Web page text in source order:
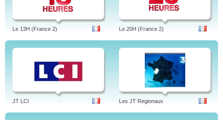
Le 13H (France 2) Le 20H (France 2)
JT LCI Les JT Regionaux